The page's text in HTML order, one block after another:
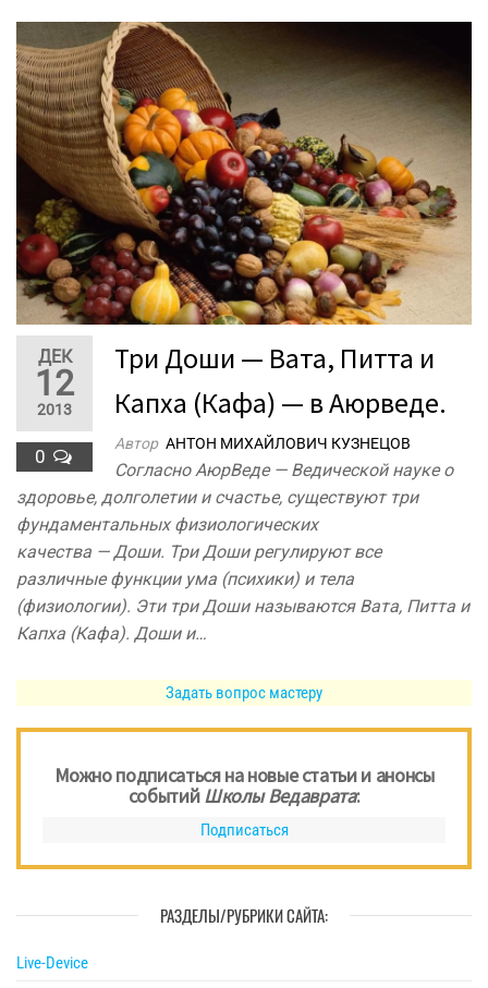
ДЕК
12
2013
0
Три Доши — Вата, Питта и
Капха (Кафа) — в Аюрведе.
Автор АНТОН МИХАЙЛОВИЧ КУЗНЕЦОВ
Согласно АюрВеде — Ведической науке о
здоровье, долголетии и счастье, существуют три
фундаментальных физиологических
качества — Доши. Три Доши регулируют все
различные функции ума (психики) и тела
(физиологии). Эти три Доши называются Вата, Питта и
Капха (Кафа). Доши и…
Задать вопрос мастеру
Можно подписаться на новые статьи и анонсы
событийШколы Ведаврата:
Подписаться
РАЗДЕЛЫ/РУБРИКИ САЙТА:
Live-Device